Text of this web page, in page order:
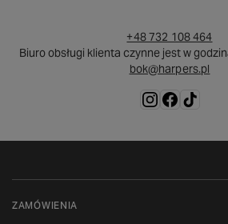
+48 732 108 464
Biuro obsługi klienta czynne jest w
bok@harpers.pl
ZAMÓWIENIA